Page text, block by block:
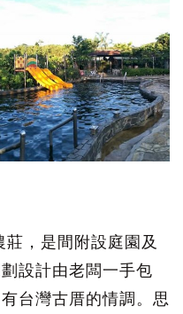
，是間附設庭園及
設計由老闆一手包
台灣古厝的情調。思